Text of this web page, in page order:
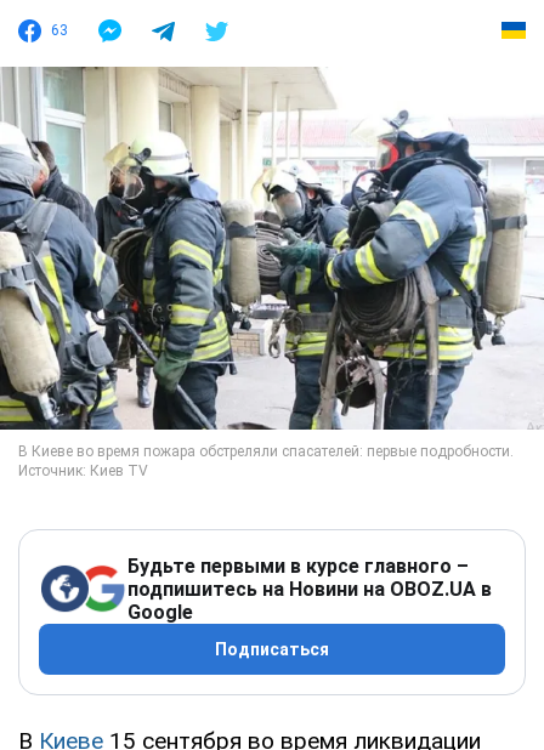
63
Будьте первыми в курсе главного –
подпишитесь на Новини на OBOZ.UA в
Google
Подписаться
В Киеве 15 сентября во время ликвидации